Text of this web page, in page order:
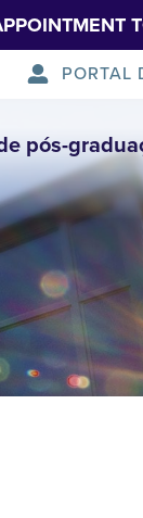
PORTAL
pós-